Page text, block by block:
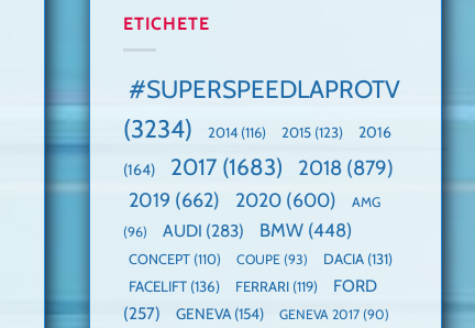
dube
EV3
câștigătoare,
domină
ETICHETE
#SUPERSPEEDLAPROTV
(3234)
2014 (116) 2015 (123) 2016
(164) 2017 (1683) 2018 (879)
2019 (662) 2020 (600)
AMG
(96)
AUDI (283) BMW (448)
CONCEPT (110) COUPE (93) DACIA (131)
FACELIFT (136) FERRARI (119)
FORD
(257)
GENEVA(154) GENEVA 2017 (90)